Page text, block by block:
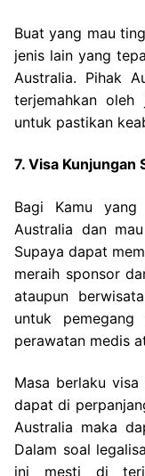
Buat yang mau
jenis lain yang
Australia. Pihak
terjemahkan oleh
untuk pastikan
7. Visa Kunjungan
Bagi Kamu
Australia dan
Supaya dapat
meraih sponsor
ataupun
untuk
perawatan medis
Masa berlaku
dapat di
Australia maka
Dalam soal
ini mesti di